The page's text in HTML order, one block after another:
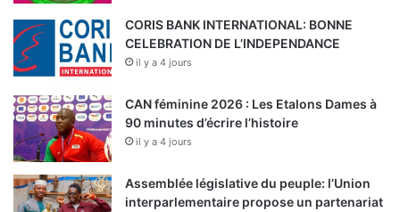
CORIS BANK INTERNATIONAL: BONNE
CELEBRATION DE L’INDEPENDANCE
il y a 4 jours
CAN féminine 2026 : Les Etalons Dames à
90 minutes d’écrire l’histoire
il y a 4 jours
Assemblée législative du peuple: l’Union
interparlementaire propose un partenariat